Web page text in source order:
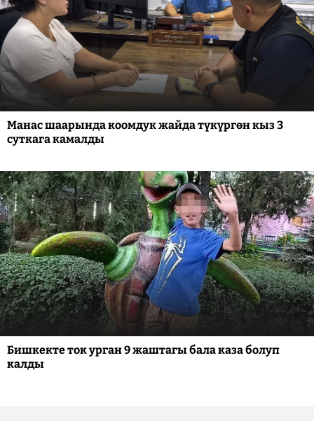
Манас шаарында коомдук жайда түкүргөн кыз 3
суткага камалды
Бишкекте ток урган 9 жаштагы бала каза болуп
калды